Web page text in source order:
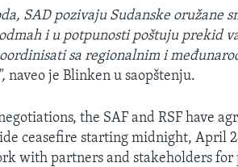
SAD pozivaju Sudanske oružane
i u potpunosti poštuju prekid
sa regionalnim i
naveo je Blinken u saopštenju.
the SAF and RSF have
ceasefire starting midnight, April
with partners and stakeholders for